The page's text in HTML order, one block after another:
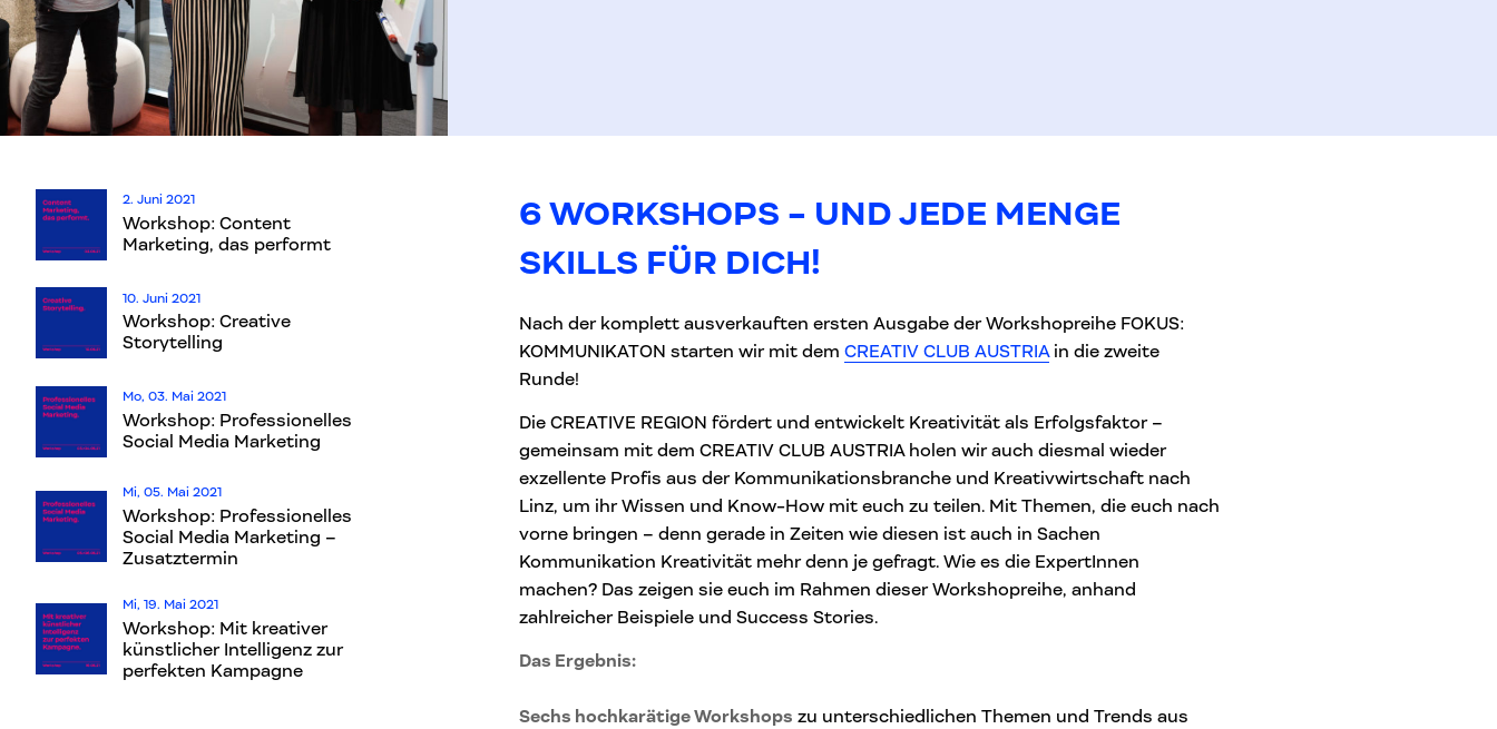
2. Juni 2021
Workshop: Content
Marketing, das performt
10. Juni 2021
Workshop: Creative
Storytelling
Mo, 03. Mai 2021
Workshop: Professionelles
Social Media Marketing
Mi, 05. Mai 2021
Workshop: Professionelles
Social Media Marketing –
Zusatztermin
Mi, 19. Mai 2021
Workshop: Mit kreativer
künstlicher Intelligenz zur
perfekten Kampagne
6 WORKSHOPS - UND JEDE MENGE
SKILLS FÜR DICH!
Nach der komplett ausverkauften ersten Ausgabe der Workshopreihe FOKUS:
KOMMUNIKATON starten wir mit dem CREATIV CLUB AUSTRIAin die zweite
Runde!
Die CREATIVE REGION fördert und entwickelt Kreativität als Erfolgsfaktor –
gemeinsam mit dem CREATIV CLUB AUSTRIA holen wir auch diesmal wieder
exzellente Profis aus der Kommunikationsbranche und Kreativwirtschaft nach
Linz, um ihr Wissen und Know-How mit euch zu teilen. Mit Themen, die euch nach
vorne bringen – denn gerade in Zeiten wie diesen ist auch in Sachen
Kommunikation Kreativität mehr denn je gefragt. Wie es die ExpertInnen
machen? Das zeigen sie euch im Rahmen dieser Workshopreihe, anhand
zahlreicher Beispiele und Success Stories.
Das Ergebnis:
Sechs hochkarätige Workshops zu unterschiedlichen Themen und Trends aus